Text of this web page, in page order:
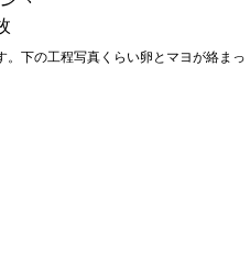
。下の工程写真くらい卵とマヨが絡まっ